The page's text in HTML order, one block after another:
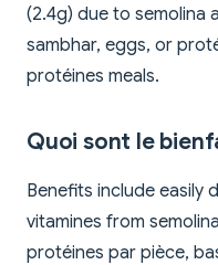
(2.4g) due to semolina
sambhar, eggs, or
protéines meals.
Quoi sont le
Benefits include easily
vitamines from
protéines par pièce,